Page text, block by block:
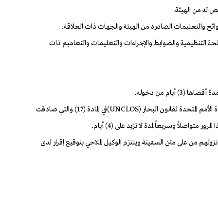
التنظيمية والضوابط والإجراءات والتعليمات والتعاميم ذات
2- في "حالات الملاحة العادية" (التزود بالوقود، المؤونة، الصيانة): يجوز لسفينة الرحلات السياحية (الكروز) استخراج تصريح المرور وفقاً لما نصت عليه معاهدة الأمم المتحدة لقانون البحار (UNCLOS)في المادة (17) والتي صادقت
من على متن السفينة ويلتزم الوكيل الملاحي بتوقيع إقرار لدى